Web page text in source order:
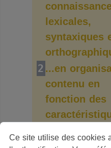
lexicales,
syntaxiques
2 ...en
contenu en
fonction des
Ce site utilise des cookies